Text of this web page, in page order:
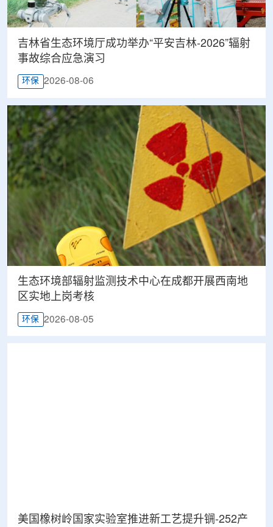
吉林省生态环境厅成功举办“平安吉林-2026”辐射
事故综合应急演习
环保 2026-08-06
生态环境部辐射监测技术中心在成都开展西南地
区实地上岗考核
环保 2026-08-05
美国橡树岭国家实验室推进新工艺提升锎-252产